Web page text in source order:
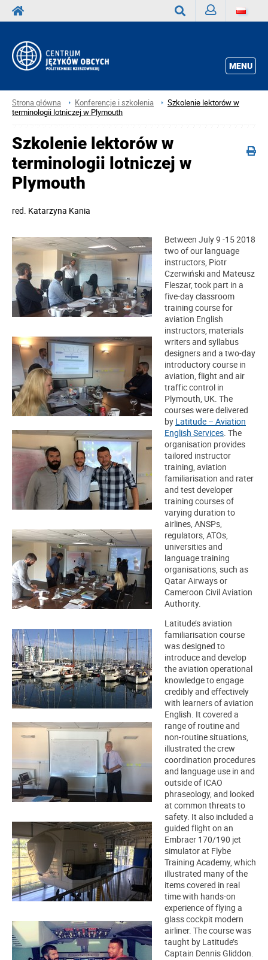
MENU
Strona główna Konferencje i szkolenia
Szkolenie lektorów w
terminologii lotniczej w Plymouth
Szkolenie lektorów w
terminologii lotniczej w
Plymouth
red. Katarzyna Kania
Between July 9 -15 2018
two of our language
instructors, Piotr
Czerwiński and Mateusz
Fleszar, took part in a
five-day classroom
training course for
aviation English
instructors, materials
writers and syllabus
designers and a two-day
introductory course in
aviation, flight and air
traffic control in
Plymouth, UK. The
courses were delivered
by Latitude – Aviation
English Services. The
organisation provides
tailored instructor
training, aviation
familiarisation and rater
and test developer
training courses of
varying duration to
airlines, ANSPs,
regulators, ATOs,
universities and
language training
organisations, such as
Qatar Airways or
Cameroon Civil Aviation
Authority.
Latitude’s aviation
familiarisation course
was designed to
introduce and develop
the aviation operational
knowledge to engage
credibly and effectively
with learners of aviation
English. It covered a
range of routine and
non-routine situations,
illustrated the crew
coordination procedures
and language use in and
outside of ICAO
phraseology, and looked
at common threats to
safety. It also included a
guided flight on an
Embraer 170/190 jet
simulator at Flybe
Training Academy, which
illustrated many of the
items covered in real
time with hands-on
experience of flying a
glass cockpit modern
airliner. The course was
taught by Latitude’s
Captain Dennis Gliddon.